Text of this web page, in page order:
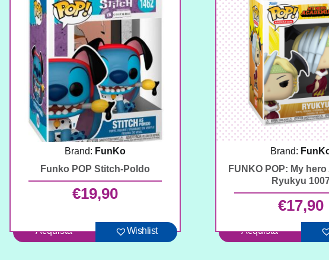
Brand: FunKo
Funko POP Stitch-Poldo
€19,90
Acquista Wishlist
Brand:
FUNKO POP: My
Ryukyu
€17,90
Acquista